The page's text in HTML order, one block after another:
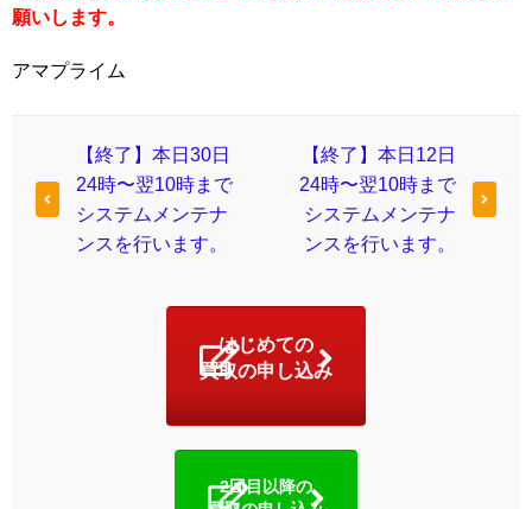
願いします。
アマプライム
【終了】本日30日
24時〜翌10時まで
システムメンテナ
ンスを行います。
【終了】本日12日
24時〜翌10時まで
システムメンテナ
ンスを行います。
はじめての
買取の申し込み
2回目以降の